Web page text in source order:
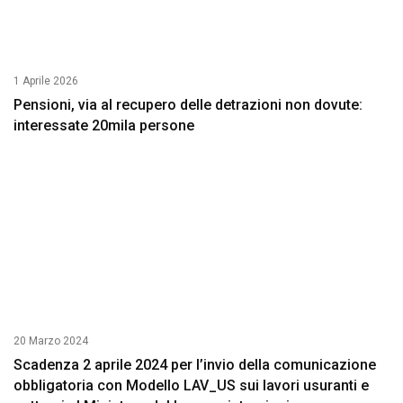
1 Aprile 2026
Pensioni, via al recupero delle detrazioni non dovute:
interessate 20mila persone
20 Marzo 2024
Scadenza 2 aprile 2024 per l’invio della comunicazione
obbligatoria con Modello LAV_US sui lavori usuranti e